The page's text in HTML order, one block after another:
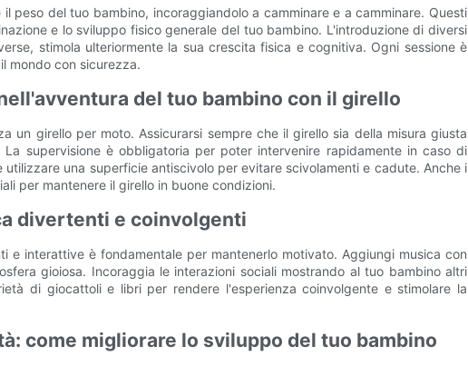
peso del tuo bambino, incoraggiandolo a camminare e a camminare. Questi
e lo sviluppo fisico generale del tuo bambino. L'introduzione di diversi
stimola ulteriormente la sua crescita fisica e cognitiva. Ogni sessione è
mondo con sicurezza.
del tuo bambino con il girello
un girello per moto. Assicurarsi sempre che il girello sia della misura giusta
supervisione è obbligatoria per poter intervenire rapidamente in caso di
una superficie antiscivolo per evitare scivolamenti e cadute. Anche i
per mantenere il girello in buone condizioni.
divertenti e coinvolgenti
e interattive è fondamentale per mantenerlo motivato. Aggiungi musica con
gioiosa. Incoraggia le interazioni sociali mostrando al tuo bambino altri
di giocattoli e libri per rendere l'esperienza coinvolgente e stimolare la
come migliorare lo sviluppo del tuo bambino